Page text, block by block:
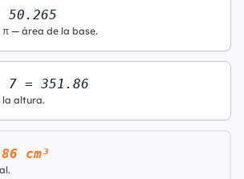
50.265
— área de la base.
7 = 351.86
la altura.
cm³